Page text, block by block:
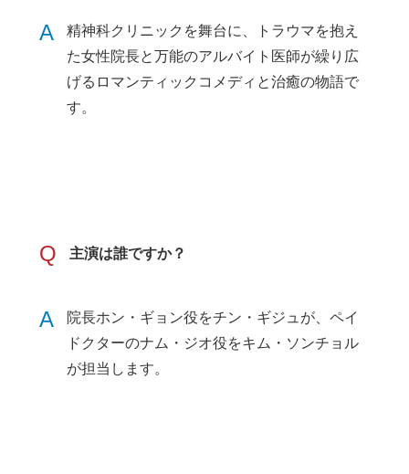
A
精神科クリニックを舞台に、トラウマを抱え
た女性院長と万能のアルバイト医師が繰り広
げるロマンティックコメディと治癒の物語で
す。
Q 主演は誰ですか？
A
院長ホン・ギョン役をチン・ギジュが、ペイ
ドクターのナム・ジオ役をキム・ソンチョル
が担当します。